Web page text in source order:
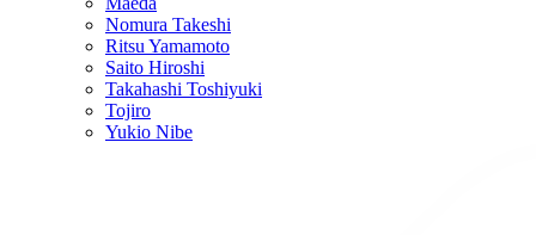
Nomura Takeshi
Ritsu Yamamoto
Saito Hiroshi
Takahashi Toshiyuki
Tojiro
Yukio Nibe